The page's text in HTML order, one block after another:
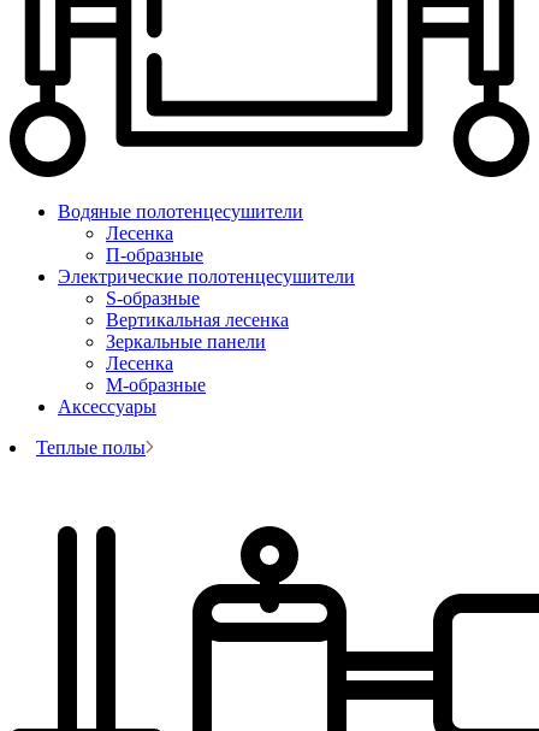
Водяные полотенцесушители
Лесенка
П-образные
Электрические полотенцесушители
S-образные
Вертикальная лесенка
Зеркальные панели
Лесенка
М-образные
Аксессуары
Теплые полы